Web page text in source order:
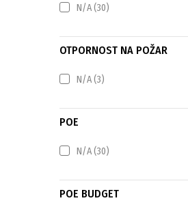
N/A(30)
OTPORNOST NA POŽAR
N/A(3)
POE
N/A(30)
POE BUDGET